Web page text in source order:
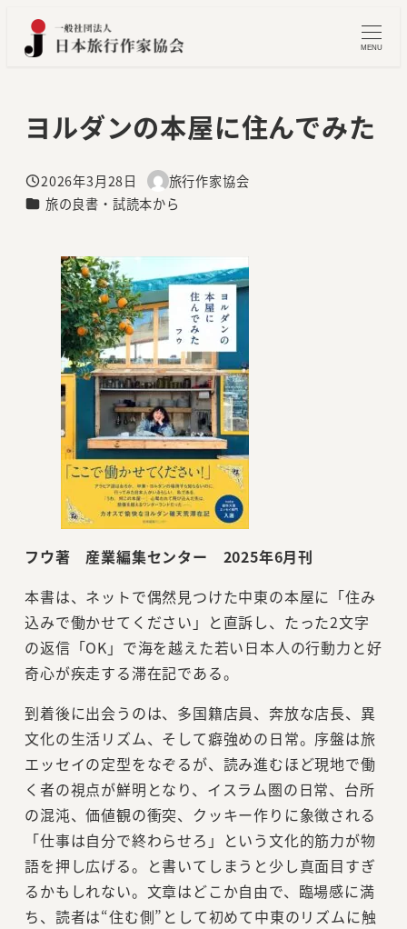
MENU
ヨルダンの本屋に住んでみた
投稿日
2026年3月28日
著
者
旅行作家協会
カテゴリー
旅の良書・試読本から
フウ著 産業編集センター 2025年6月刊
本書は、ネットで偶然見つけた中東の本屋に「住み
込みで働かせてください」と直訴し、たった2文字
の返信「OK」で海を越えた若い日本人の行動力と好
奇心が疾走する滞在記である。
到着後に出会うのは、多国籍店員、奔放な店長、異
文化の生活リズム、そして癖強めの日常。序盤は旅
エッセイの定型をなぞるが、読み進むほど現地で働
く者の視点が鮮明となり、イスラム圏の日常、台所
の混沌、価値観の衝突、クッキー作りに象徴される
「仕事は自分で終わらせろ」という文化的筋力が物
語を押し広げる。と書いてしまうと少し真面目すぎ
るかもしれない。文章はどこか自由で、臨場感に満
ち、読者は“住む側”として初めて中東のリズムに触